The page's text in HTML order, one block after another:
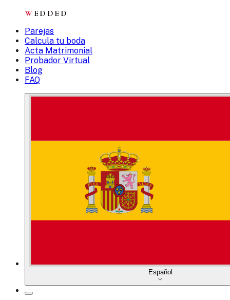
W EDDED
Parejas
Calcula tu boda
Acta Matrimonial
Probador Virtual
Blog
FAQ
Español